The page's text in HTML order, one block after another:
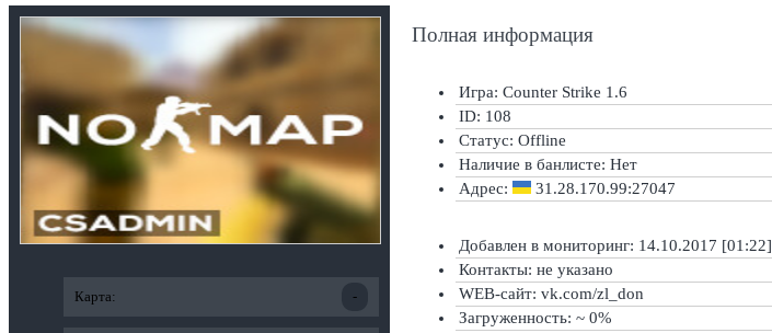
Карта: -
Полная информация
Игра: Counter Strike 1.6
ID: 108
Статус: Offline
Наличие в банлисте: Нет
Адрес:
31.28.170.99:27047
Добавлен в мониторинг: 14.10.2017 [01:22]
Контакты: не указано
WEB-сайт: vk.com/zl_don
Загруженность: ~ 0%